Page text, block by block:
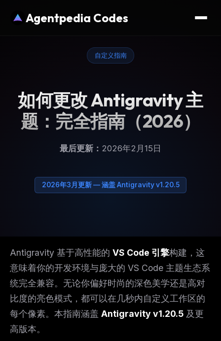
Agentpedia Codes
自定义指南
如何更改 Antigravity 主
题：完全指南（2026）
最后更新： 2026年2月15日
2026年3月更新 — 涵盖 Antigravity v1.20.5
Antigravity 基于高性能的 VS Code 引擎构建，这
意味着你的开发环境与庞大的 VS Code 主题生态系
统完全兼容。无论你偏好时尚的深色美学还是高对
比度的亮色模式，都可以在几秒内自定义工作区的
每个像素。本指南涵盖 Antigravity v1.20.5 及更
高版本。